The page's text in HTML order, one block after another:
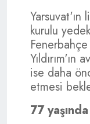
kurulu
Yıldırım'ın
ise daha
etmesi
77